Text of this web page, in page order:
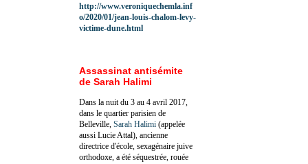
http://www.veroniquechemla.inf
o/2020/01/jean-louis-chalom-levy-
victime-dune.html
Assassinat antisémite
de Sarah Halimi
Dans la nuit du 3 au 4 avril 2017,
dans le quartier parisien de
Belleville, Sarah Halimi (appelée
aussi Lucie Attal), ancienne
directrice d'école, sexagénaire juive
orthodoxe, a été séquestrée, rouée